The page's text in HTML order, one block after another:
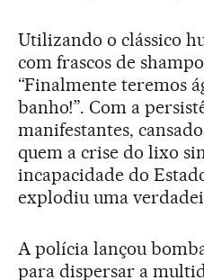
Utilizando o clássico
com frascos de
“Finalmente teremos
banho!”. Com a
manifestantes,
quem a crise do lixo
incapacidade do
explodiu uma
A polícia lançou
para dispersar a